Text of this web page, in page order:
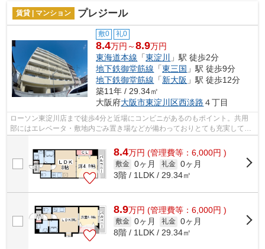
賃貸 | マンション プレジール
敷0 礼0
8.4万円～8.9万円
東海道本線 「東淀川
」駅 徒歩2分
地下鉄御堂筋線 「東三国 」駅 徒歩9分
地下鉄御堂筋線 「新大阪 」駅 徒歩12分
築11年 / 29.34㎡
大阪府大阪市東淀川区西淡路 ４丁目
ローソン東淀川店まで徒歩4分と近場にコンビニがあるのもポイント。共用
部にはエレベータ・敷地内ごみ置き場などが備わっておりとても充実してい
ます。外観タイル張りのマンションは、...
8.4万円 (管理費等：6,000円 )
敷金 0ヶ月 礼金 0ヶ月
3階 / 1LDK / 29.34㎡
8.9万円 (管理費等：6,000円 )
敷金 0ヶ月 礼金 0ヶ月
8階 / 1LDK / 29.34㎡